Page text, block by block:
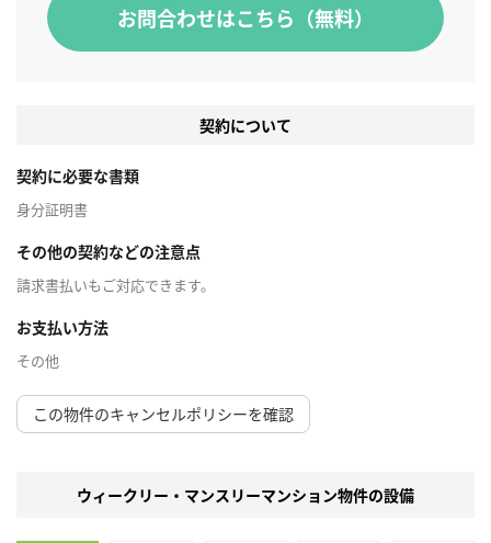
お問合わせはこちら（無料）
契約について
契約に必要な書類
身分証明書
その他の契約などの注意点
請求書払いもご対応できます。
お支払い方法
その他
この物件のキャンセルポリシーを確認
ウィークリー・マンスリーマンション物件の設備